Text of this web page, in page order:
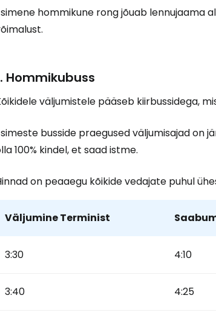
hommikune rong jõuab lennujaama
Hommikubuss
väljumistele pääseb kiirbussidega,
busside praegused väljumisajad on
100% kindel, et saad istme.
on peaaegu kõikide vedajate puhul
Väljumine Terminist
3:30 4:10
3:40 4:25